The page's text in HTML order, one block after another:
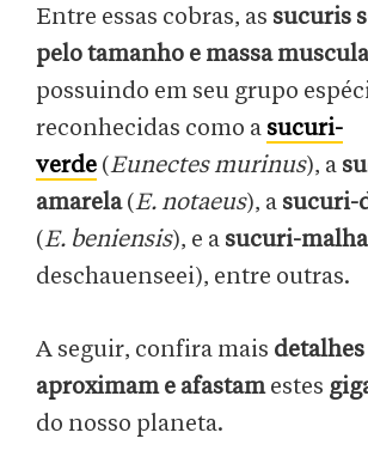
Entre essas cobras, as sucuris
pelo tamanho e massa
possuindo em seu grupo
reconhecidas como a sucuri-
verde (Eunectes murinus), a
amarela(E. notaeus), a sucuri-
(E. beniensis), e a sucuri-
deschauenseei), entre outras.
A seguir, confira mais
aproximam e afastamestes
do nosso planeta.